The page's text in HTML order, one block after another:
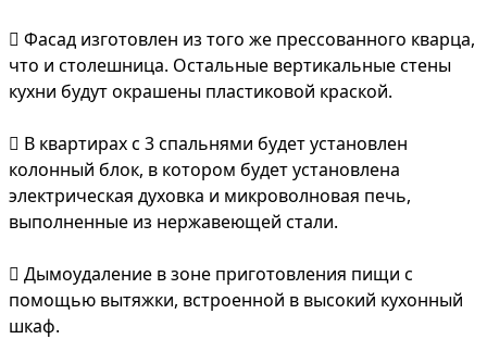
 Фасад изготовлен из того же прессованного кварца,
что и столешница. Остальные вертикальные стены
кухни будут окрашены пластиковой краской.
 В квартирах с 3 спальнями будет установлен
колонный блок, в котором будет установлена ​​
электрическая духовка и микроволновая печь,
выполненные из нержавеющей стали.
 Дымоудаление в зоне приготовления пищи с
помощью вытяжки, встроенной в высокий кухонный
шкаф.